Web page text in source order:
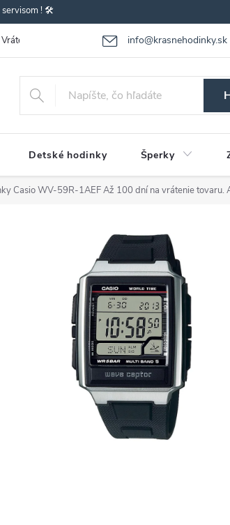
servisom ! 🛠️
info@krasnehodinky.sk
Vrátenie-výmena tovaru Reklamácia tovaru
Detské hodinky Šperky
Casio WV-59R-1AEFAž 100 dní na vrátenie tovaru.